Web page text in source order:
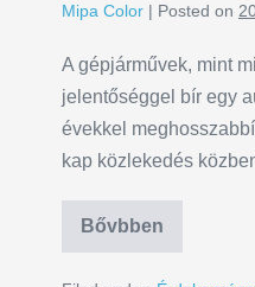
Mipa Color | Posted on
A gépjárművek, mint
jelentőséggel bír egy
évekkel
kap közlekedés
Bővbben